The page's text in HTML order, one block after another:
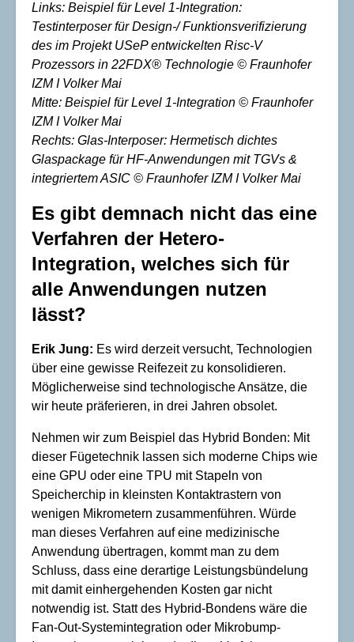
Links: Beispiel für Level 1-Integration:
Testinterposer für Design-/ Funktionsverifizierung
des im Projekt USeP entwickelten Risc-V
Prozessors in 22FDX® Technologie © Fraunhofer
IZM I Volker Mai
Mitte: Beispiel für Level 1-Integration © Fraunhofer
IZM I Volker Mai
Rechts: Glas-Interposer: Hermetisch dichtes
Glaspackage für HF-Anwendungen mit TGVs &
integriertem ASIC © Fraunhofer IZM I Volker Mai
Es gibt demnach nicht das eine
Verfahren der Hetero-
Integration, welches sich für
alle Anwendungen nutzen
lässt?
Erik Jung: Es wird derzeit versucht, Technologien
über eine gewisse Reifezeit zu konsolidieren.
Möglicherweise sind technologische Ansätze, die
wir heute präferieren, in drei Jahren obsolet.
Nehmen wir zum Beispiel das Hybrid Bonden: Mit
dieser Fügetechnik lassen sich moderne Chips wie
eine GPU oder eine TPU mit Stapeln von
Speicherchip in kleinsten Kontaktrastern von
wenigen Mikrometern zusammenführen. Würde
man dieses Verfahren auf eine medizinische
Anwendung übertragen, kommt man zu dem
Schluss, dass eine derartige Leistungsbündelung
mit damit einhergehenden Kosten gar nicht
notwendig ist. Statt des Hybrid-Bondens wäre die
Fan-Out-Systemintegration oder Mikrobump-